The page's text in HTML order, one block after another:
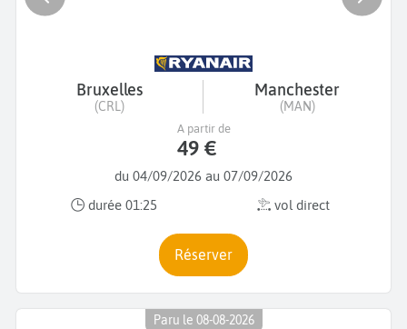
Bruxelles
(CRL)
Manchester
(MAN)
du 04/09/2026 au 07/09/2026
durée 01:25
vol direct
A partir de
49 €
Réserver
Paru le 08-08-2026